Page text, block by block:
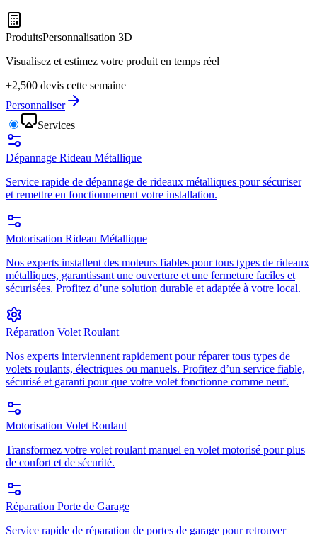
ProduitsPersonnalisation 3D
Visualisez et estimez votre produit en temps réel
+2,500 devis cette semaine
Personnaliser
Services
Dépannage Rideau Métallique
Service rapide de dépannage de rideaux métalliques pour sécuriser
et remettre en fonctionnement votre installation.
Motorisation Rideau Métallique
Nos experts installent des moteurs fiables pour tous types de rideaux
métalliques, garantissant une ouverture et une fermeture faciles et
sécurisées. Profitez d’une solution durable et adaptée à votre local.
Réparation Volet Roulant
Nos experts interviennent rapidement pour réparer tous types de
volets roulants, électriques ou manuels. Profitez d’un service fiable,
sécurisé et garanti pour que votre volet fonctionne comme neuf.
Motorisation Volet Roulant
Transformez votre volet roulant manuel en volet motorisé pour plus
de confort et de sécurité.
Réparation Porte de Garage
Service rapide de réparation de portes de garage pour retrouver